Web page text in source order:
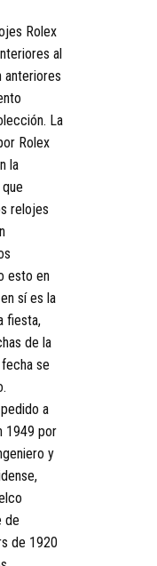
Rolex
al
anteriores
La
Rolex
la
relojes
esto en
sí es la
fiesta,
de la
se
a
1949 por
y
de
de 1920